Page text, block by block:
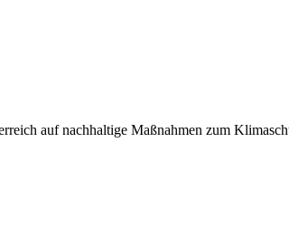
auf nachhaltige Maßnahmen zum